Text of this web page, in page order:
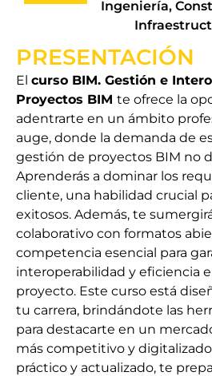
Ingeniería,
PRESENTACIÓN
El curso BIM. Gestión e
Proyectos BIM te ofrece la
adentrarte en un ámbito
auge, donde la demanda de
gestión de proyectos BIM no
Aprenderás a dominar los
cliente, una habilidad crucial
exitosos. Además, te
colaborativo con formatos
competencia esencial para
interoperabilidad y eficiencia
proyecto. Este curso está
tu carrera, brindándote las
para destacarte en un
más competitivo y
práctico y actualizado, te